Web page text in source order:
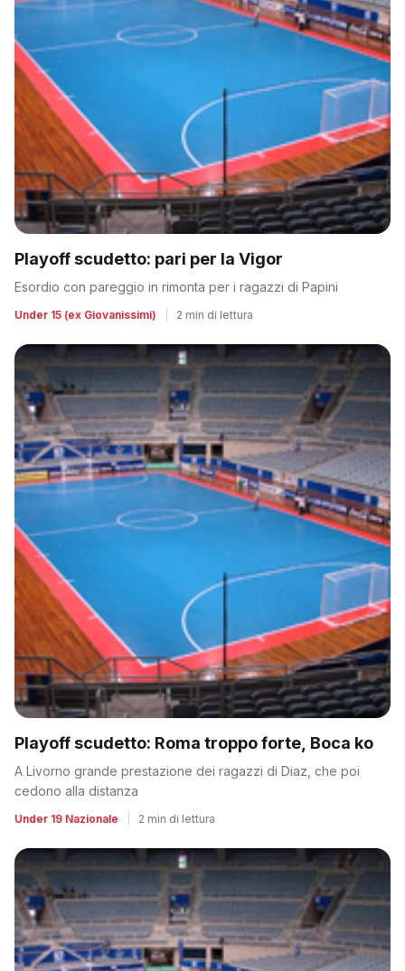
Playoff scudetto: pari per la Vigor
Esordio con pareggio in rimonta per i ragazzi di Papini
Under 15 (ex Giovanissimi) 2 min di lettura
Playoff scudetto: Roma troppo forte, Boca ko
A Livorno grande prestazione dei ragazzi di Diaz, che poi
cedono alla distanza
Under 19 Nazionale 2 min di lettura